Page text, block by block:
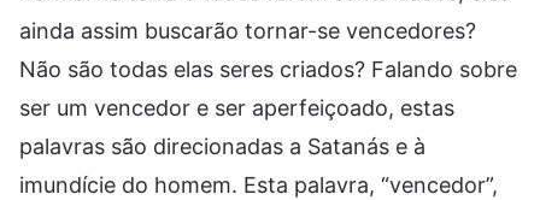
ainda assim buscarão tornar-se vencedores?
Não são todas elas seres criados? Falando sobre
ser um vencedor e ser aperfeiçoado, estas
palavras são direcionadas a Satanás e à
imundície do homem. Esta palavra, “vencedor”,